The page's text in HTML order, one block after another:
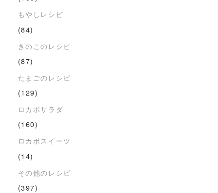
もやしレシピ
(84)
きのこのレシピ
(87)
たまごのレシピ
(129)
ロカボサラダ
(160)
ロカボスイーツ
(14)
その他のレシピ
(397)